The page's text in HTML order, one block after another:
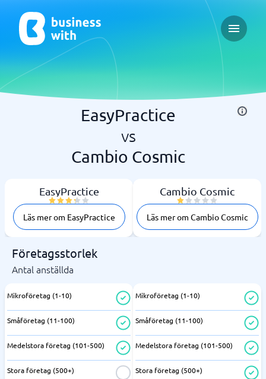
Open
EasyPractice
vs
Cambio Cosmic
EasyPractice
Läs mer om EasyPractice
Cambio Cosmic
Läs mer om Cambio Cosmic
Företagsstorlek
Antal anställda
Mikroföretag (1-10)
Småföretag (11-100)
Medelstora företag (101-500)
Stora företag (500+)
Mikroföretag (1-10)
Småföretag (11-100)
Medelstora företag (101-500)
Stora företag (500+)